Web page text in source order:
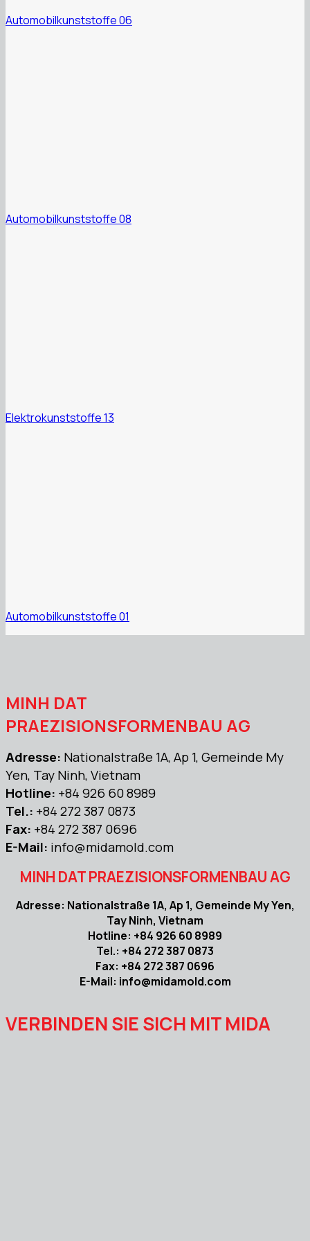
Automobilkunststoffe 06
Automobilkunststoffe 08
Elektrokunststoffe 13
Automobilkunststoffe 01
MINH DAT
PRAEZISIONSFORMENBAU AG
Adresse: Nationalstraße 1A, Ap 1, Gemeinde My
Yen, Tay Ninh, Vietnam
Hotline: +84 926 60 8989
Tel.: +84 272 387 0873
Fax: +84 272 387 0696
E-Mail: info@midamold.com
MINH DAT PRAEZISIONSFORMENBAU AG
Adresse: Nationalstraße 1A, Ap 1, Gemeinde My Yen,
Tay Ninh, Vietnam
Hotline: +84 926 60 8989
Tel.: +84 272 387 0873
Fax: +84 272 387 0696
E-Mail: info@midamold.com
VERBINDEN SIE SICH MIT MIDA